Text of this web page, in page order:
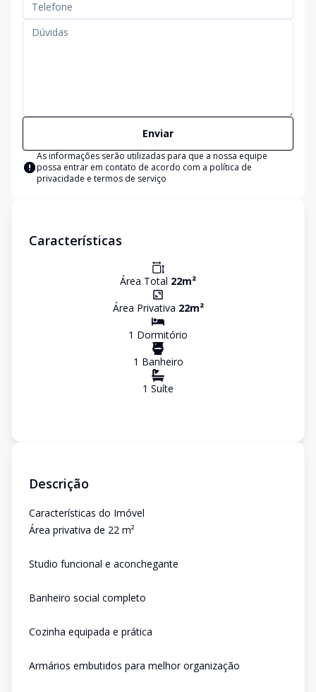
Enviar
As informações serão utilizadas para que a nossa equipe
possa entrar em contato de acordo com a política de
privacidade e termos de serviço
Características
Área Total 22m²
Área Privativa 22m²
1 Dormitório
1 Banheiro
1 Suíte
Descrição
Características do Imóvel
Área privativa de 22 m²
Studio funcional e aconchegante
Banheiro social completo
Cozinha equipada e prática
Armários embutidos para melhor organização